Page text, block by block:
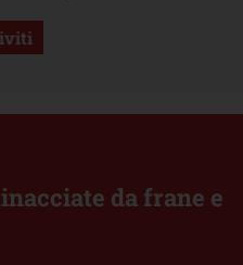
da frane e